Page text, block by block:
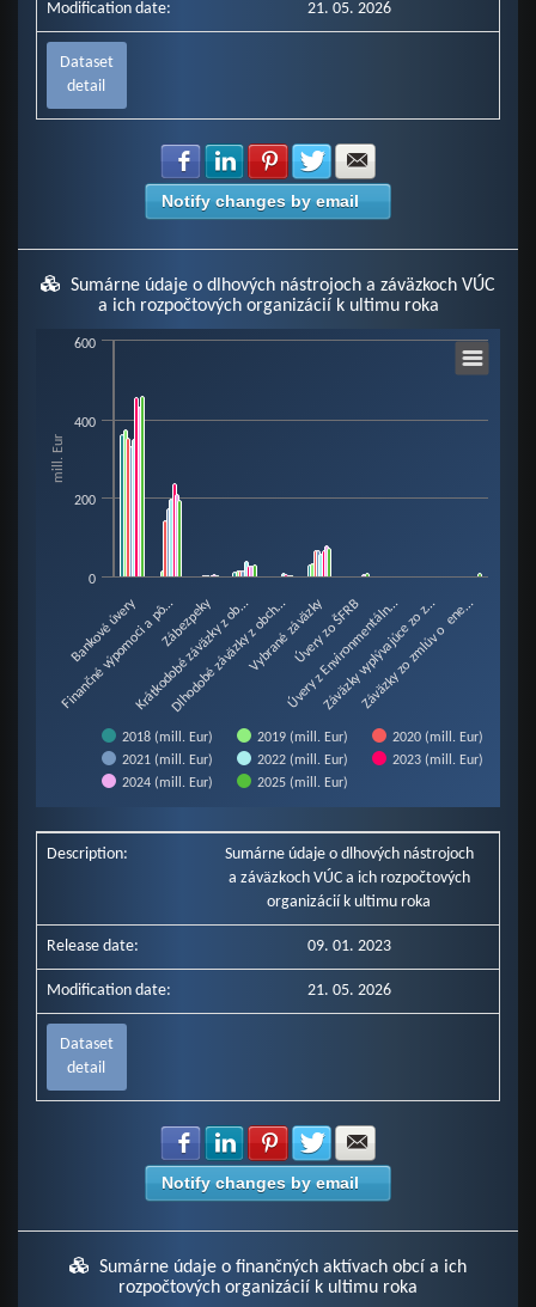
Modification date: 21. 05. 2026
Dataset
detail
Share with Facebook
Share with LinkedIn
Share with Pinterest
Share with Twitter
Notify changes by email
Sumárne údaje o dlhových nástrojoch a záväzkoch VÚC
a ich rozpočtových organizácií k ultimu roka
Chart
Bar chart with 8 data series.
View as data table, Chart
The chart has 1 X axis displaying categories.
The chart has 1 Y axis displaying mill. Eur. Data ranges from 0 to 460.73.
mill. Eur
2018 (mill. Eur) 2019 (mill. Eur)
2020 (mill. Eur)
2021 (mill. Eur)
2022 (mill. Eur)
2023 (mill. Eur)
2024 (mill. Eur)
2025 (mill. Eur)
Bankové úvery
Finančné výpomoci a pô…Zábezpeky
Krátkodobé záväzky z ob…
Dlhodobé záväzky z obch…Vybrané záväzkyÚvery zo ŠFRB
Úvery z Environmentáln…
Záväzky vyplývajúce zo z…
Záväzky zo zmlúv o ene…
0
200
400
600
Description:
Sumárne údaje o dlhových nástrojoch
a záväzkoch VÚC a ich rozpočtových
organizácií k ultimu roka
Release date: 09. 01. 2023
Modification date: 21. 05. 2026
Dataset
detail
Share with Facebook
Share with LinkedIn
Share with Pinterest
Share with Twitter
Notify changes by email
Sumárne údaje o finančných aktívach obcí a ich
rozpočtových organizácií k ultimu roka